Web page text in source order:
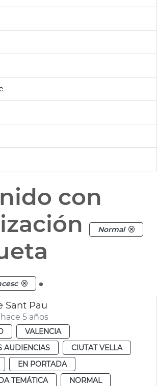
con
Normal
.
Sant Pau
5 años
VALENCIA
AUDIENCIAS
CIUTAT VELLA
EN PORTADA
TEMÁTICA
NORMAL